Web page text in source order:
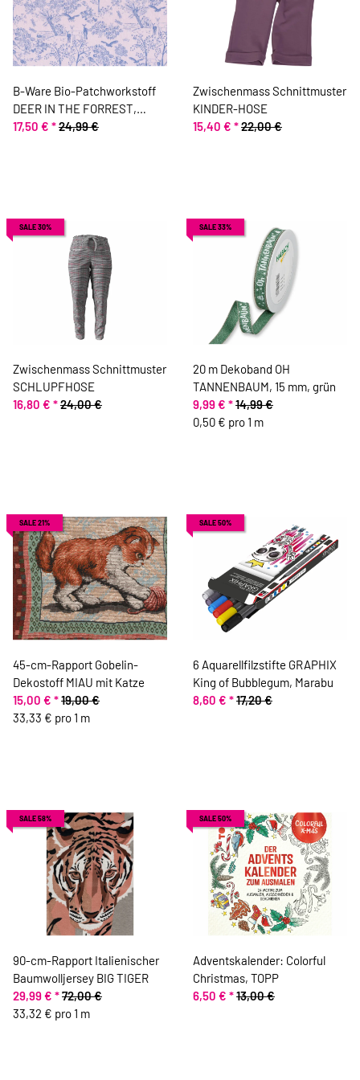
B-Ware Bio-Patchworkstoff
DEER IN THE FORREST,
Landschaft mit Rehen,
17,50 € *24,99 €
Zwischenmass Schnittmuster
KINDER-HOSE
15,40 € *22,00 €
SALE 30%
Zwischenmass Schnittmuster
SCHLUPFHOSE
16,80 € *24,00 €
SALE 33%
20 m Dekoband OH
TANNENBAUM, 15 mm, grün
9,99 € *14,99 €
0,50 € pro 1 m
SALE 21%
45-cm-Rapport Gobelin-
Dekostoff MIAU mit Katze
15,00 € *19,00 €
33,33 € pro 1 m
SALE 50%
6 Aquarellfilzstifte GRAPHIX
King of Bubblegum, Marabu
8,60 € *17,20 €
SALE 58%
90-cm-Rapport Italienischer
Baumwolljersey BIG TIGER
29,99 € *72,00 €
33,32 € pro 1 m
SALE 50%
Adventskalender: Colorful
Christmas, TOPP
6,50 € *13,00 €